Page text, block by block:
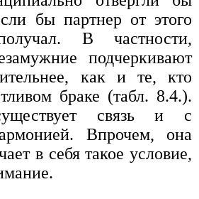
бы партнер от этого
В частности,
подчеркивают
как и те, кто
браке (табл. 8.4.).
связь и с
Впрочем, она
в себя такое условие,